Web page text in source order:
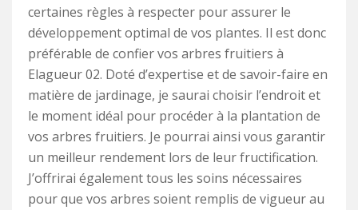
certaines règles à respecter pour assurer le
développement optimal de vos plantes. Il est donc
préférable de confier vos arbres fruitiers à
Elagueur 02. Doté d’expertise et de savoir-faire en
matière de jardinage, je saurai choisir l’endroit et
le moment idéal pour procéder à la plantation de
vos arbres fruitiers. Je pourrai ainsi vous garantir
un meilleur rendement lors de leur fructification.
J’offrirai également tous les soins nécessaires
pour que vos arbres soient remplis de vigueur au